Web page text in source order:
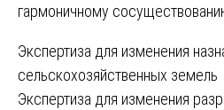
гармоничному
Навигация
по
Экспертиза для изменения
сельскохозяйственных земель
Экспертиза для изменения